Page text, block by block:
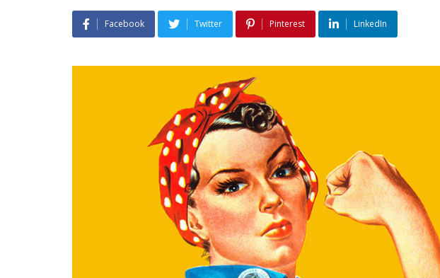
Facebook Twitter Pinterest LinkedIn